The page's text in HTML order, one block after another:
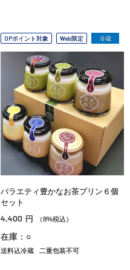
OPポイント対象 Web限定 冷蔵
バラエティ豊かなお茶プリン６個
セット
4,400 円 （8%税込）
在庫：○
送料込冷蔵 二重包装不可